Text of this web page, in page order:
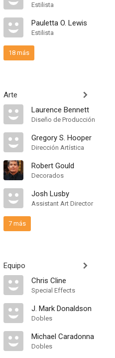
Estilista
Pauletta O. Lewis
Estilista
18 más
Arte
Laurence Bennett
Diseño de Producción
Gregory S. Hooper
Dirección Artística
Robert Gould
Decorados
Josh Lusby
Assistant Art Director
7 más
Equipo
Chris Cline
Special Effects
J. Mark Donaldson
Dobles
Michael Caradonna
Dobles